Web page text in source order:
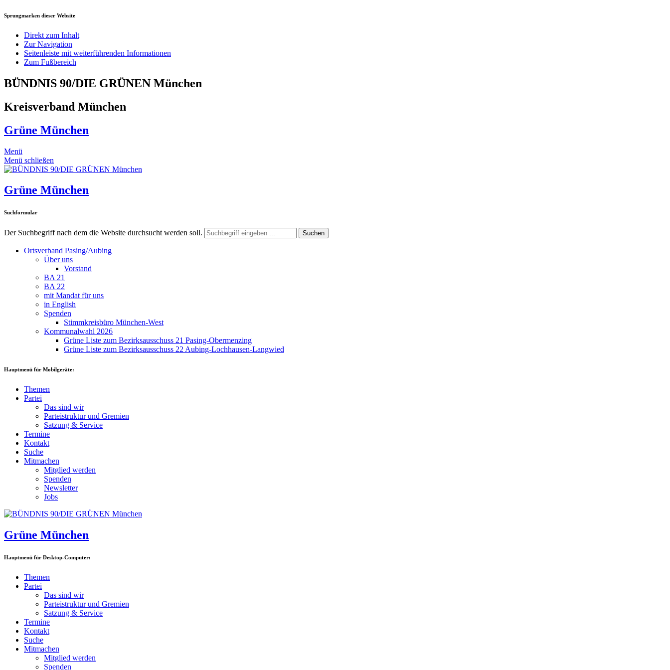
Sprungmarken dieser Website
Direkt zum Inhalt
Zur Navigation
Seitenleiste mit weiterführenden Informationen
Zum Fußbereich
BÜNDNIS 90/DIE GRÜNEN München
Kreisverband München
Grüne München
Menü
Menü schließen
Grüne München
Suchformular
Der Suchbegriff nach dem die Website durchsucht werden soll. Suchen
Ortsverband Pasing/Aubing
Über uns
Vorstand
BA 21
BA 22
mit Mandat für uns
in English
Spenden
Stimmkreisbüro München-West
Kommunalwahl 2026
Grüne Liste zum Bezirksausschuss 21 Pasing-Obermenzing
Grüne Liste zum Bezirksausschuss 22 Aubing-Lochhausen-Langwied
Hauptmenü für Mobilgeräte:
Themen
Partei
Das sind wir
Parteistruktur und Gremien
Satzung & Service
Termine
Kontakt
Suche
Mitmachen
Mitglied werden
Spenden
Newsletter
Jobs
Grüne München
Hauptmenü für Desktop-Computer:
Themen
Partei
Das sind wir
Parteistruktur und Gremien
Satzung & Service
Termine
Kontakt
Suche
Mitmachen
Mitglied werden
Spenden